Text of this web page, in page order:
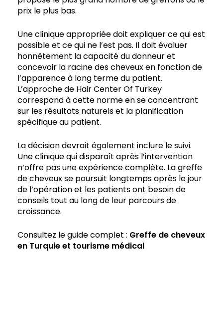
prix le plus bas.
Une clinique appropriée doit expliquer ce qui est
possible et ce qui ne l’est pas. Il doit évaluer
honnêtement la capacité du donneur et
concevoir la racine des cheveux en fonction de
l’apparence à long terme du patient.
L’approche de Hair Center Of Turkey
correspond à cette norme en se concentrant
sur les résultats naturels et la planification
spécifique au patient.
La décision devrait également inclure le suivi.
Une clinique qui disparaît après l’intervention
n’offre pas une expérience complète. La greffe
de cheveux se poursuit longtemps après le jour
de l’opération et les patients ont besoin de
conseils tout au long de leur parcours de
croissance.
Consultez le guide complet : Greffe de cheveux
en Turquie et tourisme médical